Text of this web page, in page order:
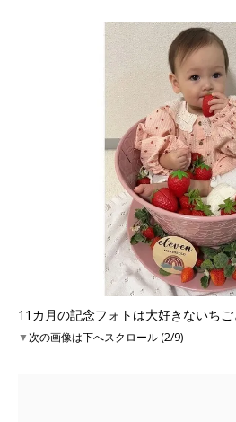
11カ月の記念フォトは大好きないちご
▼次の画像は下へスクロール (2/9)